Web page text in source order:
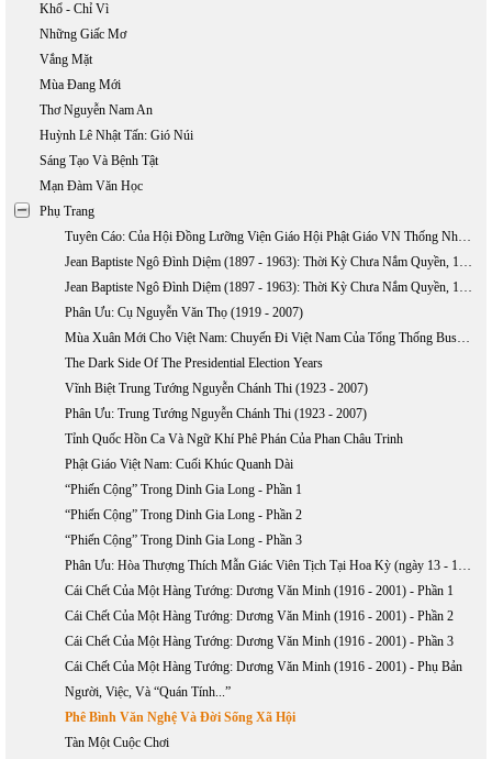
Khổ - Chỉ Vì
Những Giấc Mơ
Vắng Mặt
Mùa Đang Mới
Thơ Nguyễn Nam An
Huỳnh Lê Nhật Tấn: Gió Núi
Sáng Tạo Và Bệnh Tật
Mạn Đàm Văn Học
Phụ Trang
Tuyên Cáo: Của Hội Đồng Lưỡng Viện Giáo Hội Phật Giáo VN Thống Nhất Về Việc TQ Xâm Lấn Hai Quần Đảo Hoàng Sa Và Trường Sa
Jean Baptiste Ngô Đình Diệm (1897 - 1963): Thời Kỳ Chưa Nắm Quyền, 1897-1954 (phần 1)
Jean Baptiste Ngô Đình Diệm (1897 - 1963): Thời Kỳ Chưa Nắm Quyền, 1897-1954 (Phần 2)
Phân Ưu: Cụ Nguyễn Văn Thọ (1919 - 2007)
Mùa Xuân Mới Cho Việt Nam: Chuyến Đi Việt Nam Của Tổng Thống Bush, 17 - 20/11/2006
The Dark Side Of The Presidential Election Years
Vĩnh Biệt Trung Tướng Nguyễn Chánh Thi (1923 - 2007)
Phân Ưu: Trung Tướng Nguyễn Chánh Thi (1923 - 2007)
Tỉnh Quốc Hồn Ca Và Ngữ Khí Phê Phán Của Phan Châu Trinh
Phật Giáo Việt Nam: Cuối Khúc Quanh Dài
“Phiến Cộng” Trong Dinh Gia Long - Phần 1
“Phiến Cộng” Trong Dinh Gia Long - Phần 2
“Phiến Cộng” Trong Dinh Gia Long - Phần 3
Phân Ưu: Hòa Thượng Thích Mẫn Giác Viên Tịch Tại Hoa Kỳ (ngày 13 - 10 - 2006)
Cái Chết Của Một Hàng Tướng: Dương Văn Minh (1916 - 2001) - Phần 1
Cái Chết Của Một Hàng Tướng: Dương Văn Minh (1916 - 2001) - Phần 2
Cái Chết Của Một Hàng Tướng: Dương Văn Minh (1916 - 2001) - Phần 3
Cái Chết Của Một Hàng Tướng: Dương Văn Minh (1916 - 2001) - Phụ Bản
Người, Việc, Và “Quán Tính...”
Phê Bình Văn Nghệ Và Đời Sống Xã Hội
Tàn Một Cuộc Chơi